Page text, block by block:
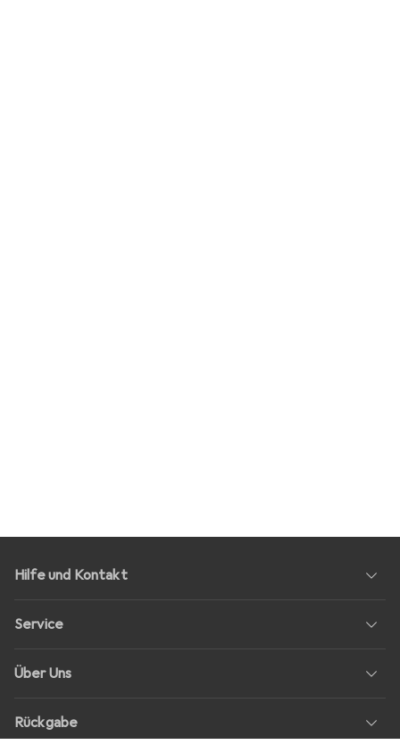
Hilfe und Kontakt
Service
Über Uns
Rückgabe